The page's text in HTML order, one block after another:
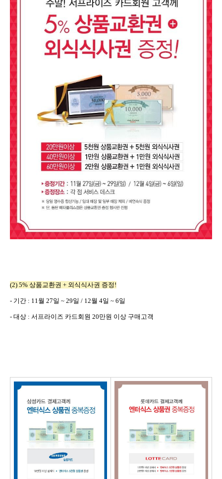
(2) 5% 상품교환권 + 외식식사권 증정 !
- 기간 : 11월 27일 ~ 29일 / 12월 4일 ~ 6일
- 대상 : 서프라이즈 카드회원 20만원 이상 구매고객